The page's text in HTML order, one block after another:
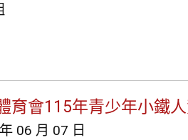
育會115年青少年小鐵
06 月 07 日